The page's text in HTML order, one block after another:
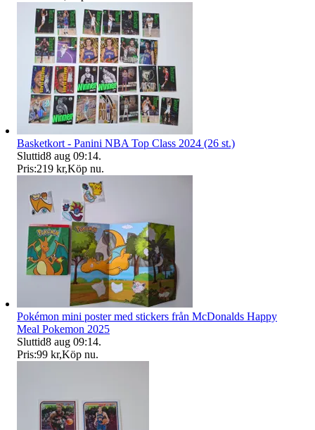
Basketkort - Panini NBA Top Class 2024 (26 st.)
Sluttid8 aug 09:14.
Pris:219 kr,Köp nu.
Pokémon mini poster med stickers från McDonalds Happy
Meal Pokemon 2025
Sluttid8 aug 09:14.
Pris:99 kr,Köp nu.